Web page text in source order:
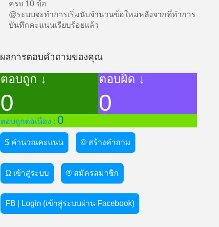
ครบ 10 ข้อ
@ระบบจะทำการเริ่มนับจำนวนข้อใหม่หลังจากที่ทำการ
บันทึกคะแนนเรียบร้อยแล้ว
ผลการตอบคำถามของคุณ
ตอบถูก ↓ ตอบผิด ↓
0 0
ตอบถูกต่อเนื่อง : 0
$ คำนวณคะแนน © สร้างคำถาม
Ω เข้าสู่ระบบ ® สมัครสมาชิก
FB | Login (เข้าสู่ระบบผ่าน Facebook)